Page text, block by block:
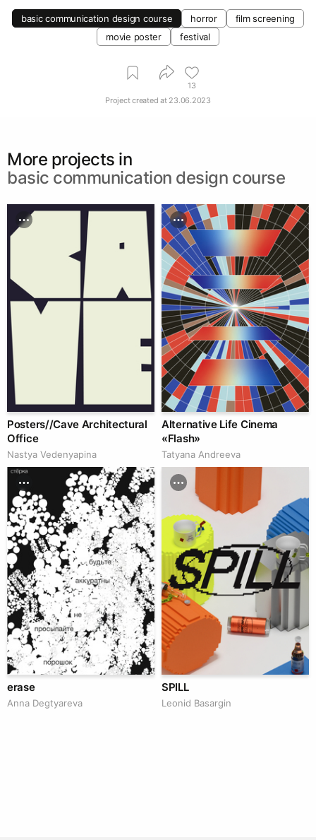
basic communication design course horror
film screening
movie poster
festival
13
Project created at 23.06.2023
More projects in
basic communication design course
Posters//Cave Architectural
Office
Nastya Vedenyapina
Alternative Life Cinema
«Flash»
Tatyana Andreeva
erase
Anna Degtyareva
SPILL
Leonid Basargin